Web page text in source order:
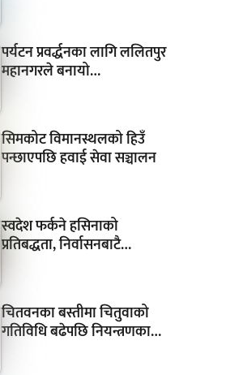
पर्यटन प्रवर्द्धनका लागि ललितपुर
महानगरले बनायो…
सिमकोट विमानस्थलको हिउँ
पन्छाएपछि हवाई सेवा सञ्चालन
स्वदेश फर्कने हसिनाको
प्रतिबद्धता, निर्वासनबाटै…
चितवनका बस्तीमा चितुवाको
गतिविधि बढेपछि नियन्त्रणका…